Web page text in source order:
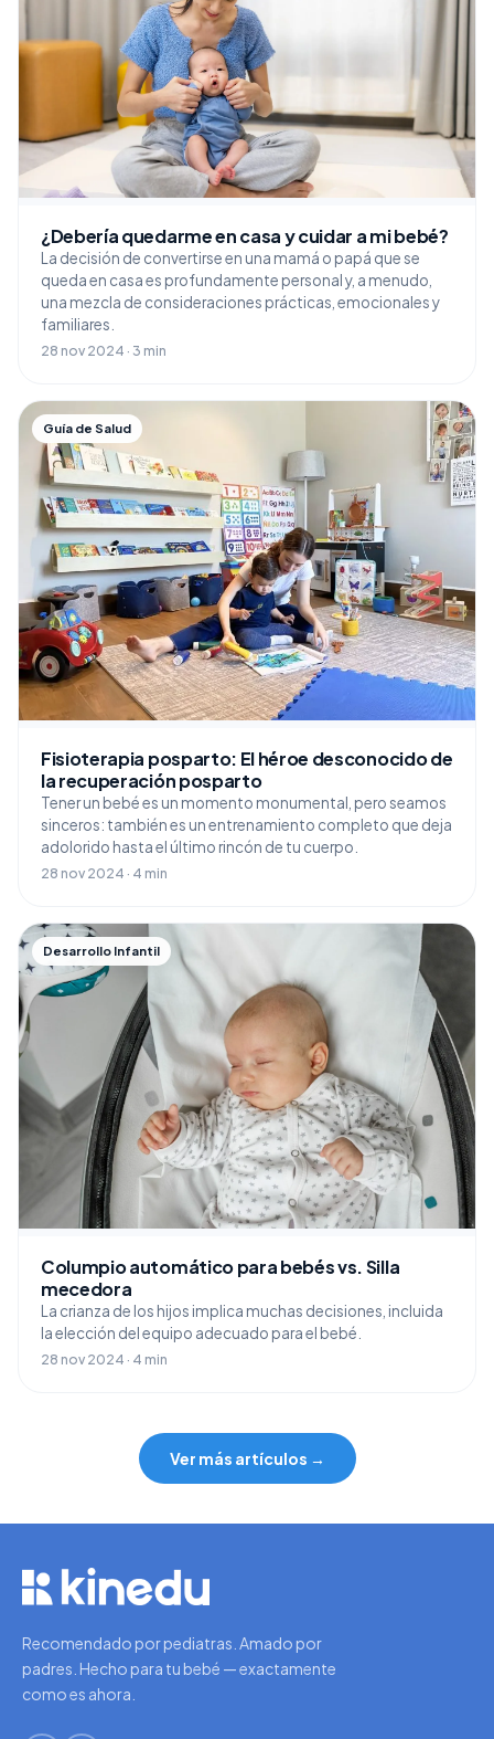
¿Debería quedarme en casa y cuidar a mi bebé?
La decisión de convertirse en una mamá o papá que se
queda en casa es profundamente personal y, a menudo,
una mezcla de consideraciones prácticas, emocionales y
familiares.
28 nov 2024 · 3 min
Guía de Salud
Fisioterapia posparto: El héroe desconocido de
la recuperación posparto
Tener un bebé es un momento monumental, pero seamos
sinceros: también es un entrenamiento completo que deja
adolorido hasta el último rincón de tu cuerpo.
28 nov 2024 · 4 min
Desarrollo Infantil
Columpio automático para bebés vs. Silla
mecedora
La crianza de los hijos implica muchas decisiones, incluida
la elección del equipo adecuado para el bebé.
28 nov 2024 · 4 min
Ver más artículos →
Recomendado por pediatras. Amado por
padres. Hecho para tu bebé — exactamente
como es ahora.